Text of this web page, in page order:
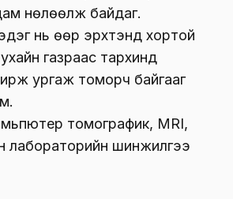
нөлөөлж байдаг.
нь өөр эрхтэнд хортой
газраас тархинд
ургаж томорч байгааг
томографик, МRI,
лабораторийн шинжилгээ